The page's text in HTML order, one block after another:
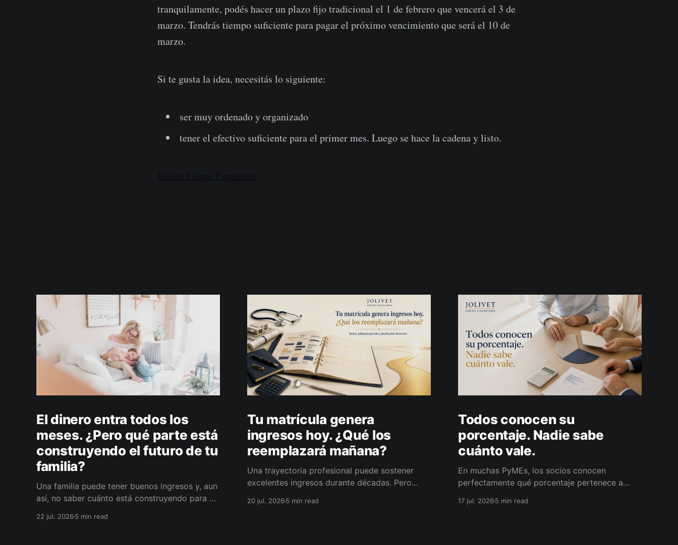
tranquilamente, podés hacer un plazo fijo tradicional el 1 de febrero que vencerá el 3 de
marzo. Tendrás tiempo suficiente para pagar el próximo vencimiento que será el 10 de
marzo.
Si te gusta la idea, necesitás lo siguiente:
ser muy ordenado y organizado
tener el efectivo suficiente para el primer mes. Luego se hace la cadena y listo.
El dinero entra todos los
meses. ¿Pero qué parte está
construyendo el futuro de tu
familia?
Una familia puede tener buenos ingresos y, aun
así, no saber cuánto está construyendo para el
más, sino en darle a cada parte del ingreso un
22 jul. 20265 min read
Tu matrícula genera
ingresos hoy. ¿Qué los
reemplazará mañana?
Una trayectoria profesional puede sostener
excelentes ingresos durante décadas. Pero
también pueden hacerlo. La pregunta no es
20 jul. 20265 min read
Todos conocen su
porcentaje. Nadie sabe
cuánto vale.
En muchas PyMEs, los socios conocen
perfectamente qué porcentaje pertenece a
quiere retirarse y nadie sabe cuánto vale
17 jul. 20265 min read